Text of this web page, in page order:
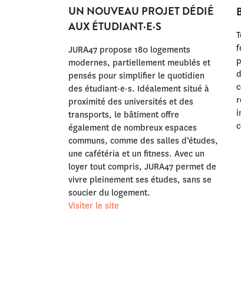
UN NOUVEAU PROJET DÉDIÉ
AUX ÉTUDIANT·E·S
JURA47 propose 180 logements
modernes, partiellement meublés et
pensés pour simplifier le quotidien
des étudiant·e·s. Idéalement situé à
proximité des universités et des
transports, le bâtiment offre
également de nombreux espaces
communs, comme des salles d’études,
une cafétéria et un fitness. Avec un
loyer tout compris, JURA47 permet de
vivre pleinement ses études, sans se
soucier du logement.
Visiter le site